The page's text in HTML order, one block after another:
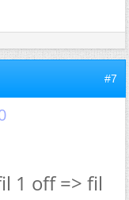
#7
1 off => fil